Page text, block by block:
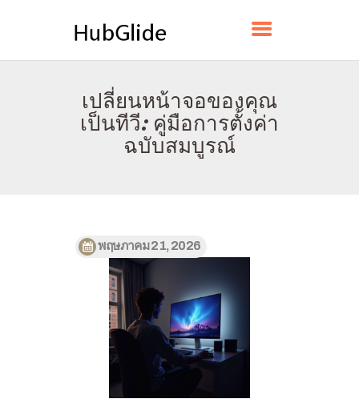
เปลี่ยนหน้าจอของคุณ
เป็นทีวี: คู่มือการตั้งค่า
ฉบับสมบูรณ์
HUBGLIDE
บ้าน
เกี่ยวกับ
พฤษภาคม 21, 2026